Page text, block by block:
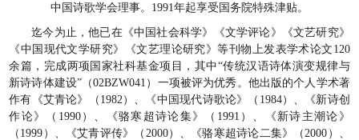
中国诗歌学会理事。1991年起享受国务院特殊津贴。
迄今为止，他已在《中国社会科学》《文学评论》《文艺研究》
《中国现代文学研究》《文艺理论研究》等刊物上发表学术论文120
余篇，完成两项国家社科基金项目，其中“传统汉语诗体演变规律与
新诗诗体建设”（02BZW041）一项被评为优秀。他出版的个人学术著
作有《艾青论》（1982）、《中国现代诗歌论》（1984）、《新诗创
作论》（1990）、《骆寒超诗论集》（1991）、《新诗主潮论》
（1999）、《艾青评传》（2000）、《骆寒超诗论二集》（2000）、